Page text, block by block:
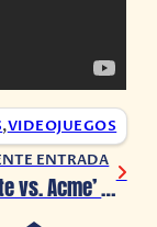
,VIDEOJUEGOS
ENTRADA
‘Coyote vs. Acme’ será eliminada al no conseguir estreno